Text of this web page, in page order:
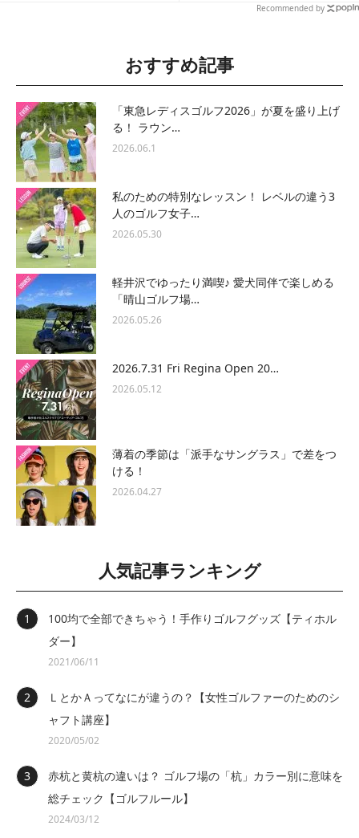
Recommended by
おすすめ記事
「東急レディスゴルフ2026」が夏を盛り上げ
る！ ラウン…
2026.06.1
私のための特別なレッスン！ レベルの違う3
人のゴルフ女子…
2026.05.30
軽井沢でゆったり満喫♪ 愛犬同伴で楽しめる
「晴山ゴルフ場…
2026.05.26
2026.7.31 Fri Regina Open 20…
2026.05.12
薄着の季節は「派手なサングラス」で差をつ
ける！
2026.04.27
人気記事ランキング
100均で全部できちゃう！手作りゴルフグッズ【ティホル
ダー】
2021/06/11
ＬとかＡってなにが違うの？【女性ゴルファーのためのシ
ャフト講座】
2020/05/02
赤杭と黄杭の違いは？ ゴルフ場の「杭」カラー別に意味を
総チェック【ゴルフルール】
2024/03/12